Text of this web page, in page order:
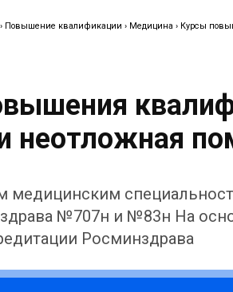
› Повышение квалификации › Медицина › Курсы
неотложная
медицинским
№707н и №83н На
Росминздрава